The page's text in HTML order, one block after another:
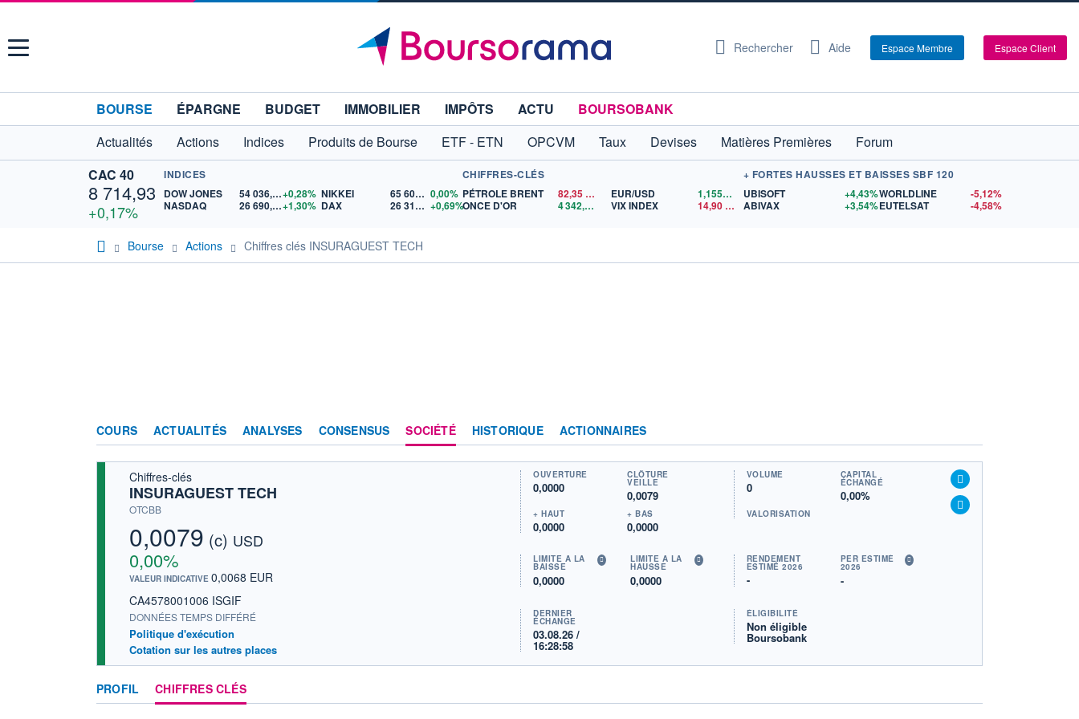
Menu Rechercher Aide Espace Membre Espace Client
BOURSE ÉPARGNE BUDGET IMMOBILIER IMPÔTS ACTU
BOURSOBANK
Actualités
Actions Indices Produits de Bourse ETF - ETN OPCVM Taux Devises Matières Premières
Forum
CAC 40
8 714,93
+0,17%
INDICES
DOW JONES
54 036,93+0,28%
NASDAQ
26 690,62+1,30%
NIKKEI 65 606,71 0,00%
DAX
26 319,45 +0,69%
CHIFFRES-CLÉS
PÉTROLE BRENT
82,35$US
ONCE D'OR
4 342,26 $US
EUR/USD 1,1559$US
VIX INDEX
14,90
+ FORTES HAUSSES ET BAISSES SBF 120
UBISOFT
+4,43%
ABIVAX
+3,54%
WORLDLINE
-5,12%
EUTELSAT
-4,58%
Bourse Actions Chiffres clés INSURAGUEST TECH
COURS ACTUALITÉS ANALYSES CONSENSUS SOCIÉTÉ HISTORIQUE ACTIONNAIRES
Chiffres-clés
INSURAGUEST TECH
OTCBB
0,0079 (c) USD
0,00%
VALEUR INDICATIVE 0,0068 EUR
CA4578001006 ISGIF
DONNÉES TEMPS DIFFÉRÉ
Politique d'exécution
Cotation sur les autres places
OUVERTURE
0,0000
CLÔTURE
VEILLE
0,0079
+ HAUT
0,0000
+ BAS
0,0000
VOLUME
0
CAPITAL
ÉCHANGÉ
0,00%
VALORISATION
LIMITE À LA
BAISSE
0,0000
LIMITE À LA
HAUSSE
0,0000
RENDEMENT
ESTIMÉ 2026
-
PER ESTIMÉ
2026
-
DERNIER
ÉCHANGE
03.08.26 /
16:28:58
ÉLIGIBILITÉ
Non éligible
Boursobank
PROFIL CHIFFRES CLÉS